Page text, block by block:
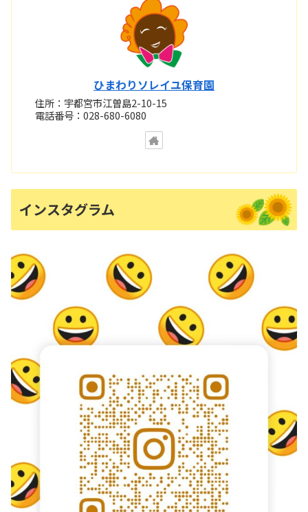
ひまわりソレイユ保育園
住所：宇都宮市江曽島2-10-15
電話番号：028-680-6080
インスタグラム